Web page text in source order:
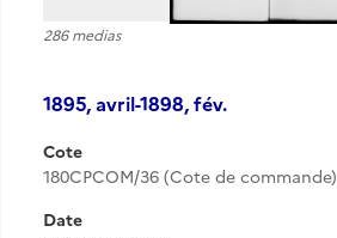
286 medias
1895, avril-1898, fév.
Cote
180CPCOM/36 (Cote de commande)
Date